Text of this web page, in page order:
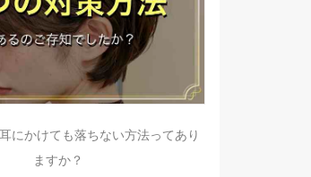
にかけても落ちない方法ってあり
ますか？